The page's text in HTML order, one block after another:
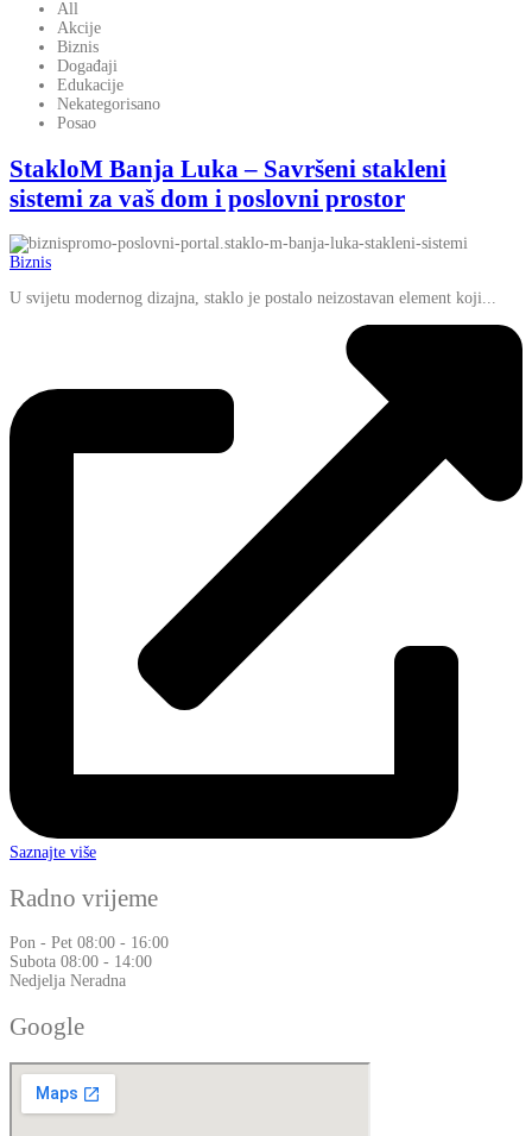
All
Akcije
Biznis
Događaji
Edukacije
Nekategorisano
Posao
StakloM Banja Luka – Savršeni stakleni
sistemi za vaš dom i poslovni prostor
Biznis
U svijetu modernog dizajna, staklo je postalo neizostavan element koji...
Saznajte više
Radno vrijeme
Pon - Pet 08:00 - 16:00
Subota 08:00 - 14:00
Nedjelja Neradna
Google